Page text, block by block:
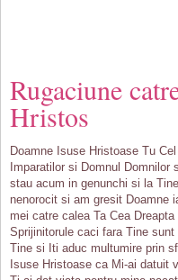
Rugaciune
Hristos
Doamne Isuse Hristoase Tu
Imparatilor si Domnul
stau acum in genunchi si la
nenorocit si am gresit Doamne
mei catre calea Ta Cea
Sprijinitorule caci fara Tine
Tine si Iti aduc multumire prin
Isuse Hristoase ca Mi-ai datuit